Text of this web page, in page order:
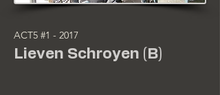
ACT5 #1 - 2017
Lieven Schroyen (B)